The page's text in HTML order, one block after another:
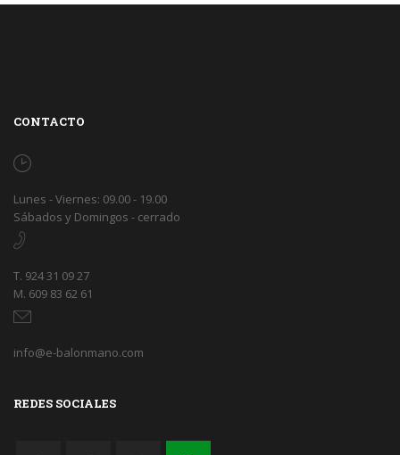
CONTACTO
Lunes - Viernes: 09.00 - 19.00
Sábados y Domingos - cerrado
T. 924 31 09 27
M. 609 83 62 61
info@e-balonmano.com
REDES SOCIALES